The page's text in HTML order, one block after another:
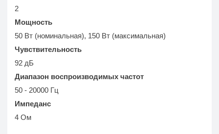
2
Мощность
50 Вт (номинальная), 150 Вт (максимальная)
Чувствительность
92 дБ
Диапазон воспроизводимых частот
50 - 20000 Гц
Импеданс
4 Ом